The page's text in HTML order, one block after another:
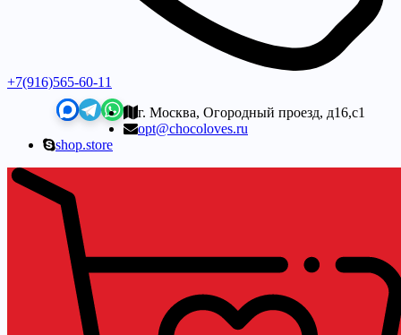
+7(916)565-60-11
г. Москва, Огородный проезд, д16,с1
opt@chocoloves.ru
shop.store